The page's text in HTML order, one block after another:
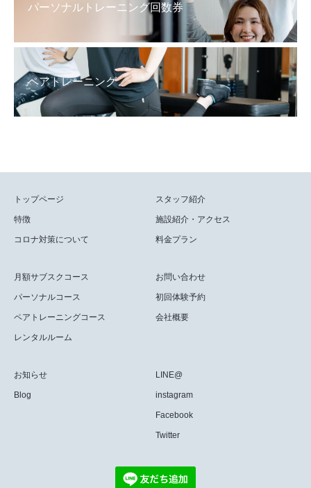
パーソナルトレーニング回数券
ペアトレーニング
トップページ
特徴
コロナ対策について
スタッフ紹介
施設紹介・アクセス
料金プラン
月額サブスクコース
パーソナルコース
ペアトレーニングコース
レンタルルーム
お問い合わせ
初回体験予約
会社概要
お知らせ
Blog
LINE@
instagram
Facebook
Twitter